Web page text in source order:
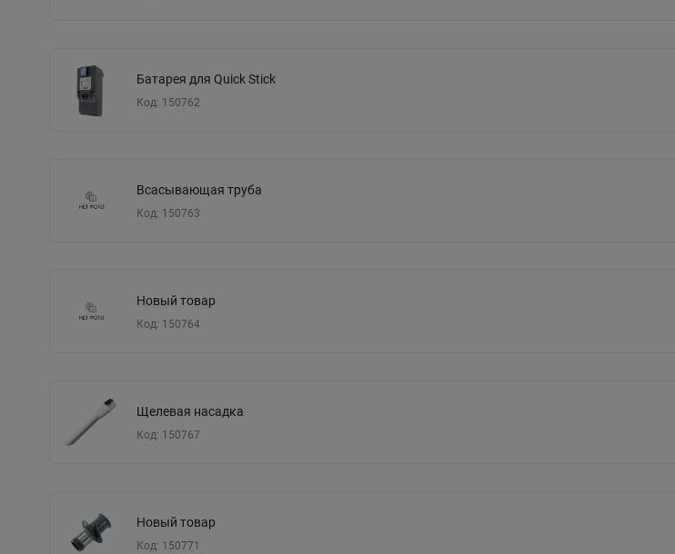
Батарея для Quick Stick
Код: 150762
Всасывающая труба
Код: 150763
Новый товар
Код: 150764
Щелевая насадка
Код: 150767
Новый товар
Код: 150771